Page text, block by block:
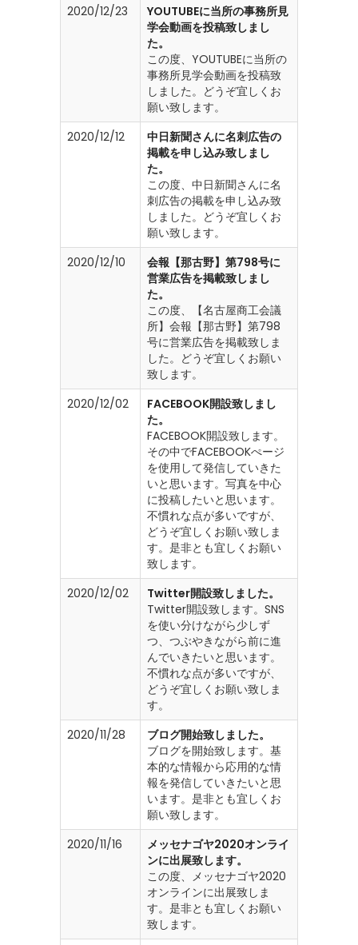
2020/12/23
YOUTUBEに当所の事務所見
学会動画を投稿致しまし
た。
この度、YOUTUBEに当所の
事務所見学会動画を投稿致
しました。どうぞ宜しくお
願い致します。
2020/12/12
中日新聞さんに名刺広告の
掲載を申し込み致しまし
た。
この度、中日新聞さんに名
刺広告の掲載を申し込み致
しました。どうぞ宜しくお
願い致します。
2020/12/10
会報【那古野】第798号に
営業広告を掲載致しまし
た。
この度、【名古屋商工会議
所】会報【那古野】第798
号に営業広告を掲載致しま
した。どうぞ宜しくお願い
致します。
2020/12/02
FACEBOOK開設致しまし
た。
FACEBOOK開設致します。
その中でFACEBOOKぺージ
を使用して発信していきた
いと思います。写真を中心
に投稿したいと思います。
不慣れな点が多いですが、
どうぞ宜しくお願い致しま
す。是非とも宜しくお願い
致します。
2020/12/02
Twitter開設致しました。
Twitter開設致します。SNS
を使い分けながら少しず
つ、つぶやきながら前に進
んでいきたいと思います。
不慣れな点が多いですが、
どうぞ宜しくお願い致しま
す。
2020/11/28
ブログ開始致しました。
ブログを開始致します。基
本的な情報から応用的な情
報を発信していきたいと思
います。是非とも宜しくお
願い致します。
2020/11/16
メッセナゴヤ2020オンライ
ンに出展致します。
この度、メッセナゴヤ2020
オンラインに出展致しま
す。是非とも宜しくお願い
致します。